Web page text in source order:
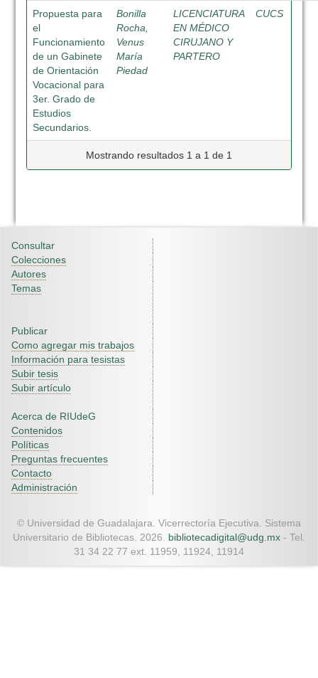
Propuesta para
el
Funcionamiento
de un Gabinete
de Orientación
Vocacional para
3er. Grado de
Estudios
Secundarios.
Bonilla
Rocha,
Venus
María
Piedad
LICENCIATURA
EN MÉDICO
CIRUJANO Y
PARTERO
CUCS
Mostrando resultados 1 a 1 de 1
Consultar
Colecciones
Autores
Temas
Publicar
Como agregar mis trabajos
Información para tesistas
Subir tesis
Subir artículo
Acerca de RIUdeG
Contenidos
Políticas
Preguntas frecuentes
Contacto
Administración
© Universidad de Guadalajara. Vicerrectoría Ejecutiva. Sistema
Universitario de Bibliotecas. 2026. bibliotecadigital@udg.mx - Tel.
31 34 22 77 ext. 11959, 11924, 11914